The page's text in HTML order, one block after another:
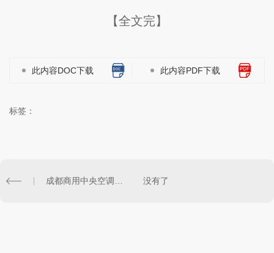
【全文完】
此内容DOC下载 此内容PDF下载
标签：
成都商用中央空调公司荣誉资质 没有了